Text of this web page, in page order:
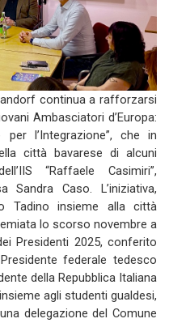
continua a rafforzarsi
Ambasciatori d’Europa:
l’Integrazione”, che in
città bavarese di alcuni
“Raffaele Casimiri”,
Sandra Caso. L’iniziativa,
Tadino insieme alla città
lo scorso novembre a
Presidenti 2025, conferito
federale tedesco
della Repubblica Italiana
agli studenti gualdesi,
delegazione del Comune